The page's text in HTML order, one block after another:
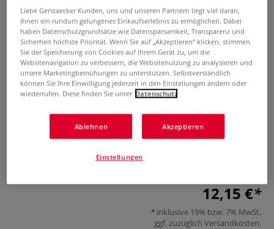
JOLLY Ersatzmesser Spindel
0 Bewertungen
Bestform! Die JOLLY Ersatz-Schneidspindel sorgt für präzise
Austausch nach ca. 3.000 Schärfvorgängen.
12,15 €
inklusive 19% bzw. 7% MwSt,
ggf. zuzüglich Versandkosten.
Liebe Gerstaecker Kunden, uns und unseren Partnern liegt viel daran,
Ihnen ein rundum gelungenes Einkaufserlebnis zu ermöglichen. Dabei
haben Datenschutzgrundsätze wie Datensparsamkeit, Transparenz und
Sicherheit höchste Priorität. Wenn Sie auf „Akzeptieren“ klicken, stimmen
Sie der Speicherung von Cookies auf Ihrem Gerät zu, um die
Websitenavigation zu verbessern, die Websitenutzung zu analysieren und
unsere Marketingbemühungen zu unterstützen. Selbstverständlich
können Sie Ihre Einwilligung jederzeit in den Einstellungen ändern oder
wiederrufen. Diese finden Sie unter Datenschutz
Ablehnen Akzeptieren
Einstellungen